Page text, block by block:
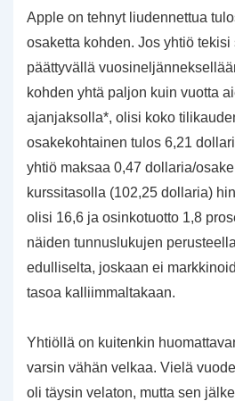
Apple on tehnyt liudennettua
osaketta kohden. Jos yhtiö
päättyvällä
kohden yhtä paljon kuin vuotta
ajanjaksolla*, olisi koko
osakekohtainen tulos 6,21
yhtiö maksaa 0,47 dollaria/
kurssitasolla (102,25 dollaria)
olisi 16,6 ja osinkotuotto 1,8
näiden tunnuslukujen
edulliselta, joskaan ei
tasoa kalliimmaltakaan.
Yhtiöllä on kuitenkin
varsin vähän velkaa. Vielä
oli täysin velaton, mutta sen